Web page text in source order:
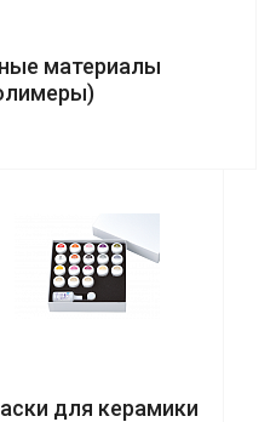
материалы
для керамики